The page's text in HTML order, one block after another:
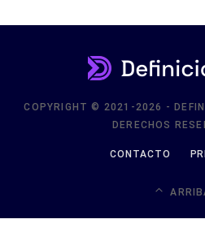
COPYRIGHT © 2021-2026 -
DERECHOS
CONTACTO